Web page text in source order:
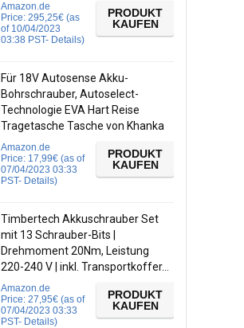
Amazon.de
Price: 295,25€ (as
of 10/04/2023
03:38 PST- Details)
PRODUKT
KAUFEN
Für 18V Autosense Akku-
Bohrschrauber, Autoselect-
Technologie EVA Hart Reise
Tragetasche Tasche von Khanka
Amazon.de
Price: 17,99€ (as of
07/04/2023 03:33
PST- Details)
PRODUKT
KAUFEN
Timbertech Akkuschrauber Set
mit 13 Schrauber-Bits |
Drehmoment 20Nm, Leistung
220-240 V | inkl. Transportkoffer…
Amazon.de
Price: 27,95€ (as of
07/04/2023 03:33
PST- Details)
PRODUKT
KAUFEN